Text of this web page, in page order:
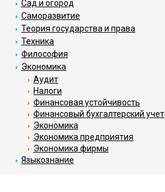
Сад и огород
Саморазвитие
Теория государства и права
Техника
Философия
Экономика
Аудит
Налоги
Финансовая устойчивость
Финансовый бухгалтерский учет
Экономика
Экономика предприятия
Экономика фирмы
Языкознание